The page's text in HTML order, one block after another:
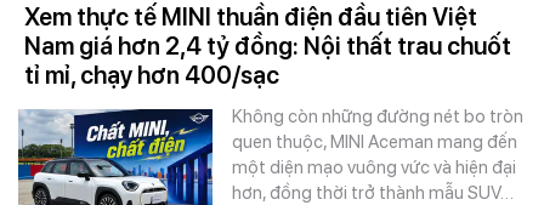
Xem thực tế MINI thuần điện đầu tiên Việt
Nam giá hơn 2,4 tỷ đồng: Nội thất trau chuốt
tỉ mỉ, chạy hơn 400/sạc
Không còn những đường nét bo tròn
quen thuộc, MINI Aceman mang đến
một diện mạo vuông vức và hiện đại
hơn, đồng thời trở thành mẫu SUV…